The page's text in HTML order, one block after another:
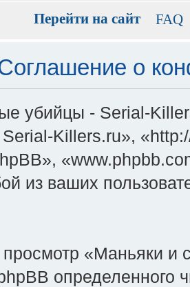
Перейти на сайт FAQ
о
убийцы - Serial-
Killers.ru»,
из ваших
«Маньяки и
определенного